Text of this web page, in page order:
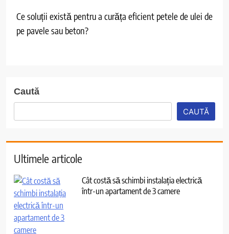
Ce soluții există pentru a curăța eficient petele de ulei de
pe pavele sau beton?
Caută
CAUTĂ
Ultimele articole
Cât costă să schimbi instalația electrică
într-un apartament de 3 camere